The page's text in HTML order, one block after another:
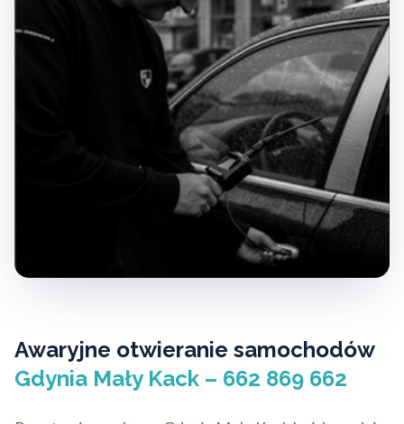
Awaryjne otwieranie samochodów
Gdynia Mały Kack – 662 869 662